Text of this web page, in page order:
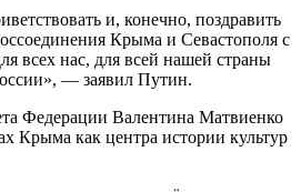
и, конечно, поздравить
Крыма и Севастополя с
всех нас, для всей нашей страны
— заявил Путин.
Федерации Валентина Матвиенко
Крыма как центра истории культур